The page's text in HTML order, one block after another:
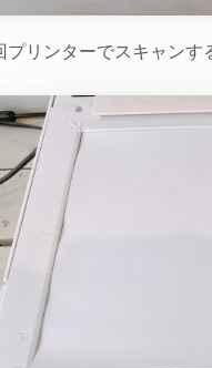
プリンターでスキャンす